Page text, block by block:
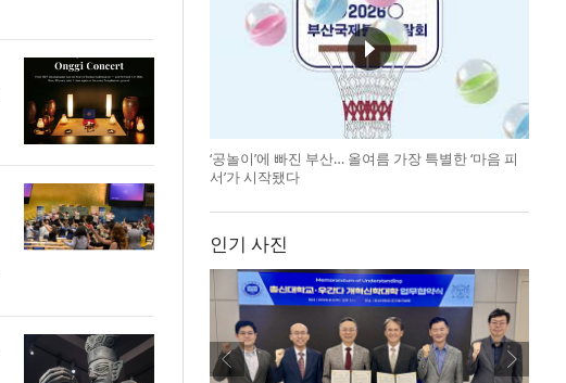
‘공놀이’에 빠진 부산… 올여름 가장 특별한 ‘마음 피
서’가 시작됐다
인기 사진